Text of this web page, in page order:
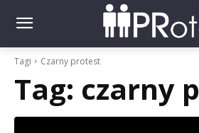
Tagi Czarny protest
Tag: czarny